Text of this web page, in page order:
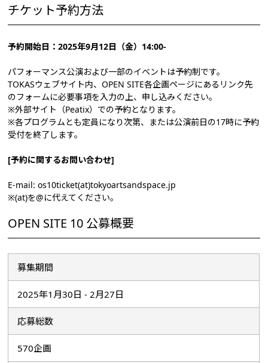
チケット予約方法
予約開始日：2025年9月12日（金）14:00-
パフォーマンス公演および一部のイベントは予約制です。
TOKASウェブサイト内、OPEN SITE各企画ページにあるリンク先
のフォームに必要事項を入力の上、申し込みください。
※外部サイト（Peatix）での予約となります。
※各プログラムとも定員になり次第、または公演前日の17時に予約
受付を終了します。
[予約に関するお問い合わせ]
E-mail: os10ticket(at)tokyoartsandspace.jp
※(at)を@に代えてください。
OPEN SITE 10 公募概要
募集期間
2025年1月30日 - 2月27日
応募総数
570企画